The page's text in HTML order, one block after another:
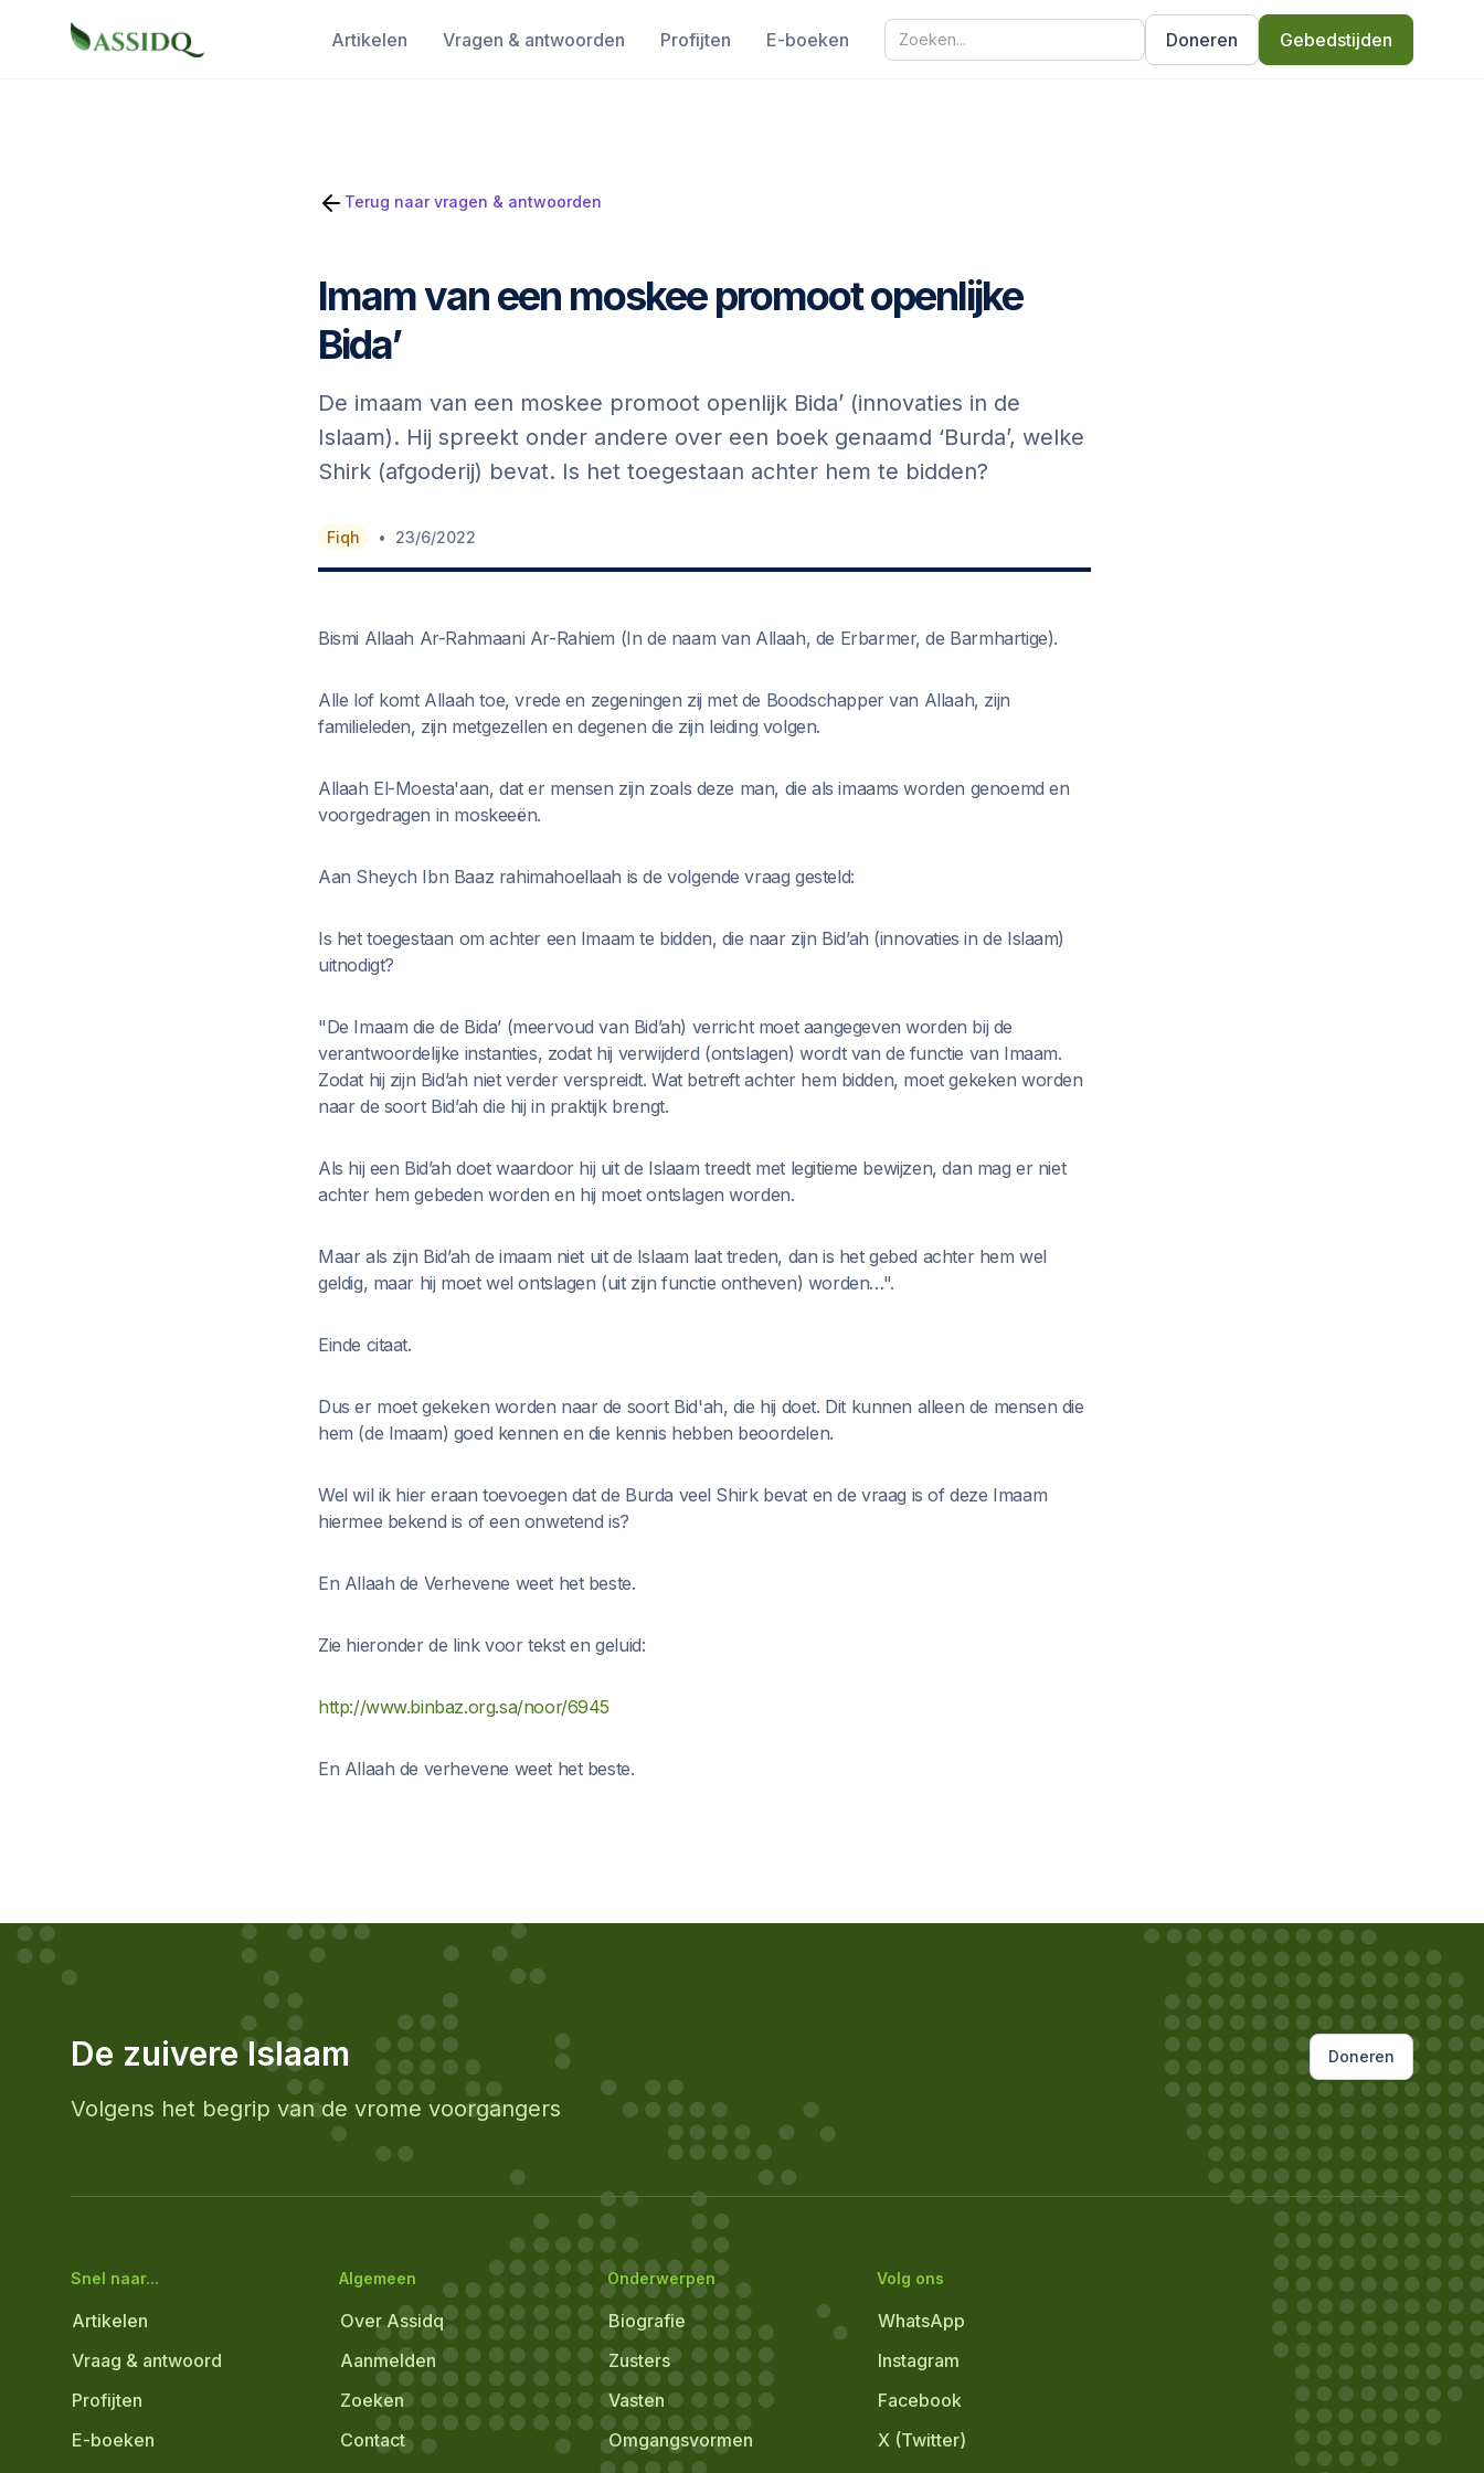
Artikelen Vragen & antwoorden Profijten E-boeken Doneren Gebedstijden
Terug naar vragen & antwoorden
Imam van een moskee promoot openlijke
Bida’
De imaam van een moskee promoot openlijk Bida’ (innovaties in de
Islaam). Hij spreekt onder andere over een boek genaamd ‘Burda’, welke
Shirk (afgoderij) bevat. Is het toegestaan achter hem te bidden?
Fiqh • 23/6/2022
Bismi Allaah Ar-Rahmaani Ar-Rahiem (In de naam van Allaah, de Erbarmer, de Barmhartige).
Alle lof komt Allaah toe, vrede en zegeningen zij met de Boodschapper van Allaah, zijn
familieleden, zijn metgezellen en degenen die zijn leiding volgen.
Allaah El-Moesta'aan, dat er mensen zijn zoals deze man, die als imaams worden genoemd en
voorgedragen in moskeeën.
Aan Sheych Ibn Baaz rahimahoellaah is de volgende vraag gesteld:
Is het toegestaan om achter een Imaam te bidden, die naar zijn Bid’ah (innovaties in de Islaam)
uitnodigt?
"De Imaam die de Bida’ (meervoud van Bid’ah) verricht moet aangegeven worden bij de
verantwoordelijke instanties, zodat hij verwijderd (ontslagen) wordt van de functie van Imaam.
Zodat hij zijn Bid’ah niet verder verspreidt. Wat betreft achter hem bidden, moet gekeken worden
naar de soort Bid’ah die hij in praktijk brengt.
Als hij een Bid’ah doet waardoor hij uit de Islaam treedt met legitieme bewijzen, dan mag er niet
achter hem gebeden worden en hij moet ontslagen worden.
Maar als zijn Bid’ah de imaam niet uit de Islaam laat treden, dan is het gebed achter hem wel
geldig, maar hij moet wel ontslagen (uit zijn functie ontheven) worden…".
Einde citaat.
Dus er moet gekeken worden naar de soort Bid'ah, die hij doet. Dit kunnen alleen de mensen die
hem (de Imaam) goed kennen en die kennis hebben beoordelen.
Wel wil ik hier eraan toevoegen dat de Burda veel Shirk bevat en de vraag is of deze Imaam
hiermee bekend is of een onwetend is?
En Allaah de Verhevene weet het beste.
Zie hieronder de link voor tekst en geluid:
http://www.binbaz.org.sa/noor/6945
En Allaah de verhevene weet het beste.
De zuivere Islaam
Volgens het begrip van de vrome voorgangers
Doneren
Snel naar...
Artikelen
Vraag & antwoord
Profijten
E-boeken
Algemeen
Over Assidq
Aanmelden
Zoeken
Contact
Onderwerpen
Biografie
Zusters
Vasten
Omgangsvormen
Volg ons
WhatsApp
Instagram
Facebook
X (Twitter)